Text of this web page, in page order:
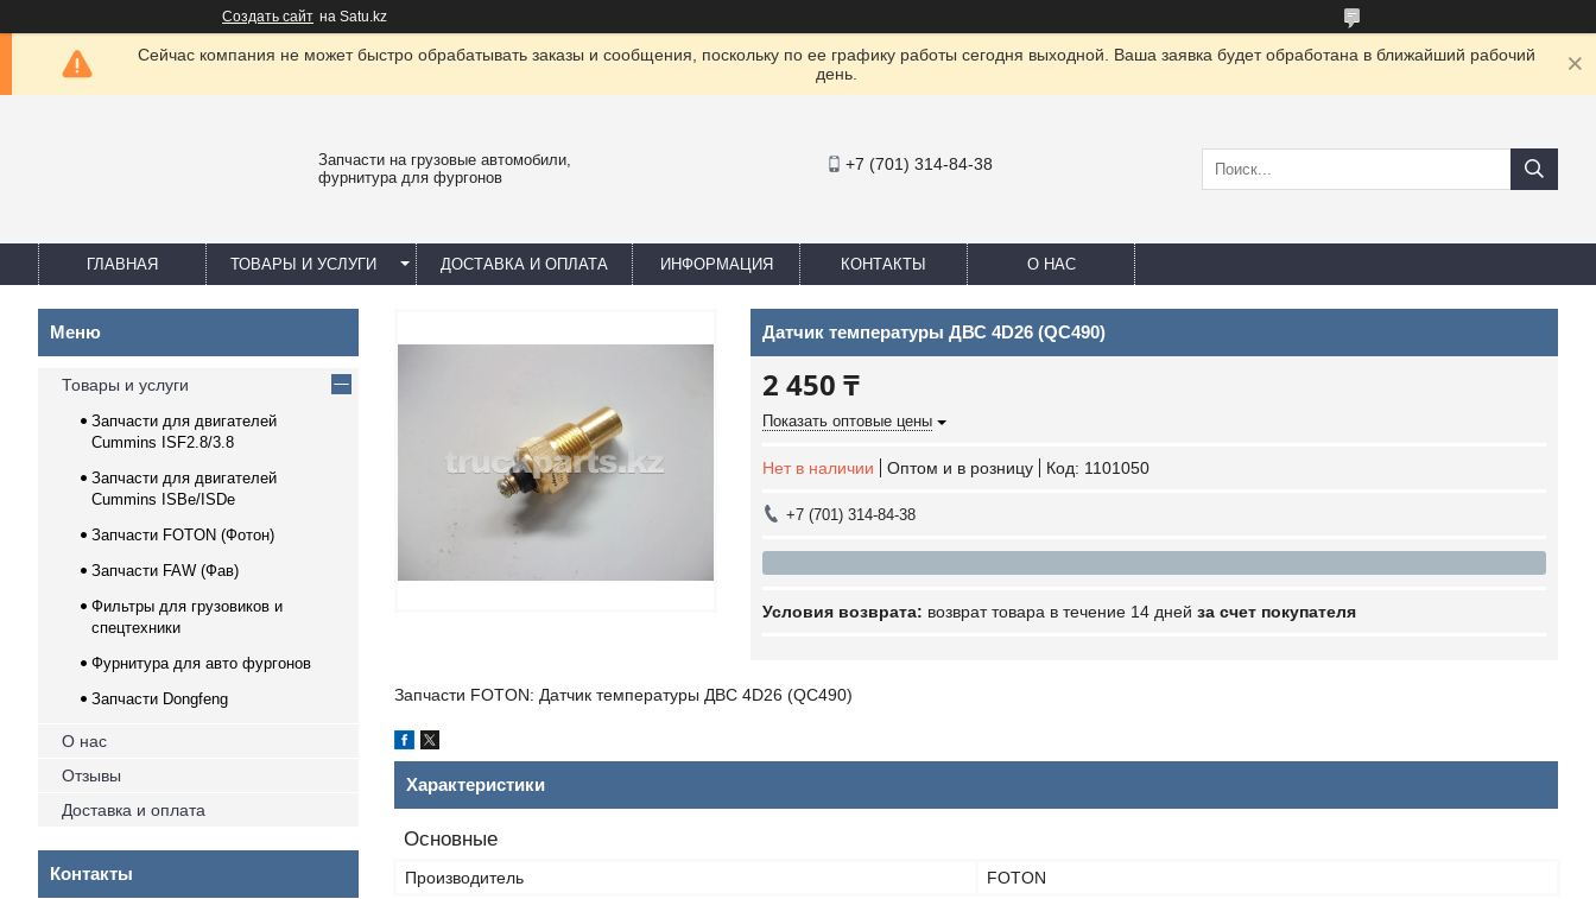
Создать сайт на Satu.kz
Сейчас компания не может быстро обрабатывать заказы и сообщения, поскольку по ее графику работы сегодня выходной. Ваша заявка будет обработана в ближайший рабочий
день.
Запчасти на грузовые автомобили,
фурнитура для фургонов
+7 (701) 314-84-38
ГЛАВНАЯ ТОВАРЫ И УСЛУГИ ДОСТАВКА И ОПЛАТА ИНФОРМАЦИЯ КОНТАКТЫ О НАС
Датчик температуры ДВС 4D26 (QC490)
2 450 ₸
Показать оптовые цены
Нет в наличии Оптом и в розницу Код: 1101050
+7 (701) 314-84-38
возврат товара в течение 14 дней за счет покупателя
Запчасти FOTON: Датчик температуры ДВС 4D26 (QC490)
Характеристики
Основные
Производитель FOTON
Товары и услуги
Запчасти для двигателей
Cummins ISF2.8/3.8
Запчасти для двигателей
Cummins ISBe/ISDe
Запчасти FOTON (Фотон)
Запчасти FAW (Фав)
Фильтры для грузовиков и
спецтехники
Фурнитура для авто фургонов
Запчасти Dongfeng
О нас
Отзывы
Доставка и оплата
Контакты